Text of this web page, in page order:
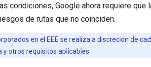
condiciones, Google ahora requiere que
de rutas que no coinciden.
en el EEE se realiza a discreción de
otros requisitos aplicables.